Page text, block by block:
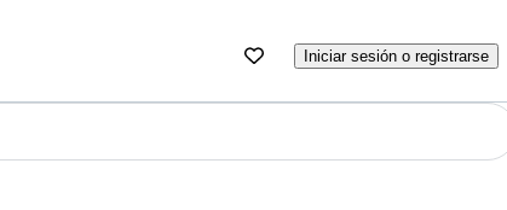
Iniciar sesión o registrarse